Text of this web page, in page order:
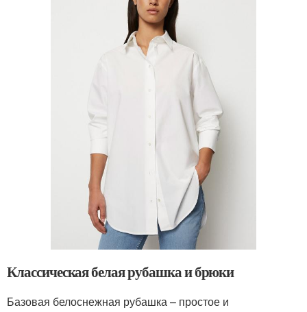
Классическая белая рубашка и брюки
Базовая белоснежная рубашка – простое и